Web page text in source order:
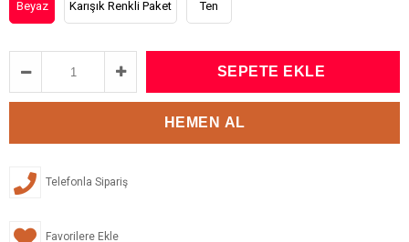
Beyaz Karışık Renkli Paket Ten
Telefonla Sipariş
Favorilere Ekle